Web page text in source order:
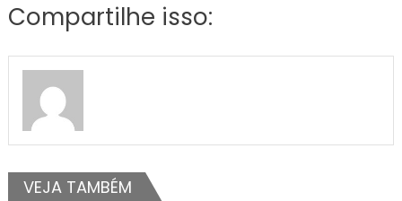
Compartilhe isso:
VEJA TAMBÉM